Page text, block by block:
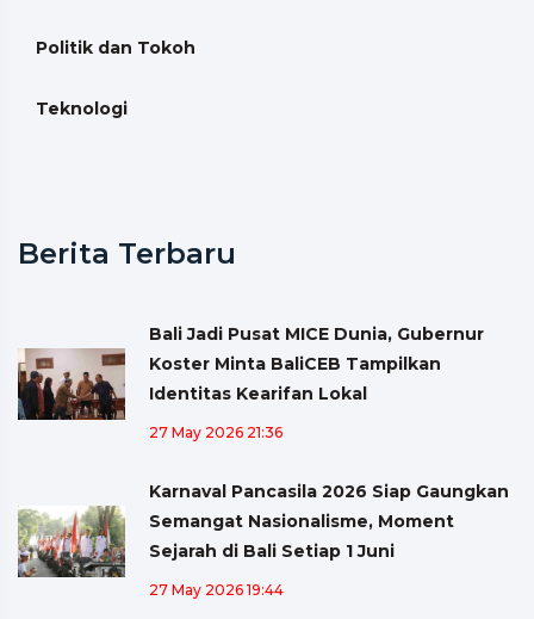
Politik dan Tokoh
Teknologi
Berita Terbaru
Bali Jadi Pusat MICE Dunia, Gubernur
Koster Minta BaliCEB Tampilkan
Identitas Kearifan Lokal
27 May 2026 21:36
Karnaval Pancasila 2026 Siap Gaungkan
Semangat Nasionalisme, Moment
Sejarah di Bali Setiap 1 Juni
27 May 2026 19:44